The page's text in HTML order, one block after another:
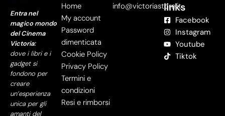
Entra nel
magico mondo
del Cinema
Victoria:
dove i libri e i
gadget si
fondono per
creare
un’esperienza
unica per gli
amanti del
Home
My account
Password
dimenticata
Cookie Policy
Privacy Policy
Termini e
condizioni
Resi e rimborsi
info@victoriastore.it
links
Facebook
Instagram
Youtube
Tiktok